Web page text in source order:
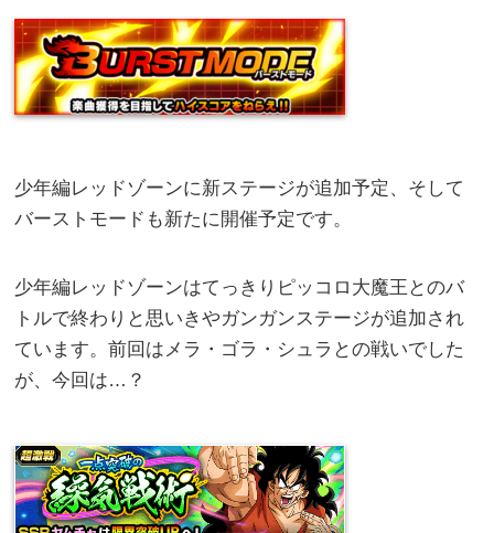
少年編レッドゾーンに新ステージが追加予定、そして
バーストモードも新たに開催予定です。
少年編レッドゾーンはてっきりピッコロ大魔王とのバ
トルで終わりと思いきやガンガンステージが追加され
ています。前回はメラ・ゴラ・シュラとの戦いでした
が、今回は…？